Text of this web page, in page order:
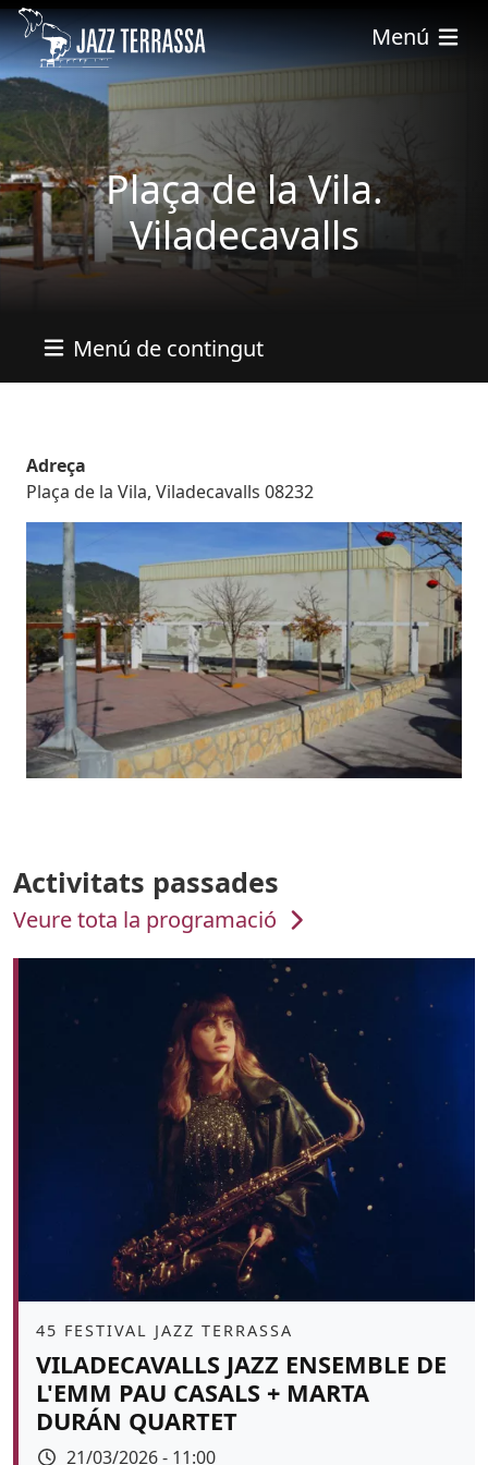
Vés al contingut
Menú
Plaça de la Vila.
Viladecavalls
Menú de contingut
Adreça
Plaça de la Vila, Viladecavalls 08232
Imatges
Image
Activitats passades
Veure tota la programació
Àmbit
45 FESTIVAL JAZZ TERRASSA
VILADECAVALLS JAZZ ENSEMBLE DE
L'EMM PAU CASALS + MARTA
DURÁN QUARTET
Data
21/03/2026 - 11:00